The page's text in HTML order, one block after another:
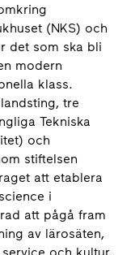
(NKS) och
det som ska bli
modern
klass.
tre
Tekniska
och
stiftelsen
att etablera
i
att pågå fram
av lärosäten,